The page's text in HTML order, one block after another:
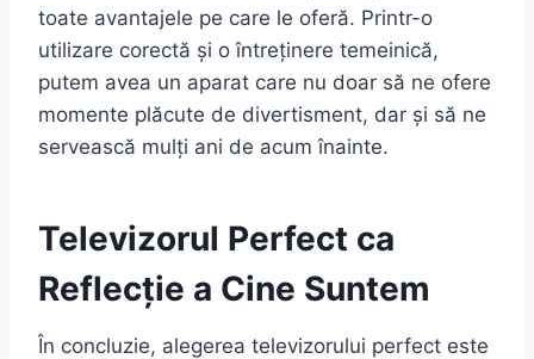
toate avantajele pe care le oferă. Printr-o
utilizare corectă și o întreținere temeinică,
putem avea un aparat care nu doar să ne ofere
momente plăcute de divertisment, dar și să ne
servească mulți ani de acum înainte.
Televizorul Perfect ca
Reflecție a Cine Suntem
În concluzie, alegerea televizorului perfect este